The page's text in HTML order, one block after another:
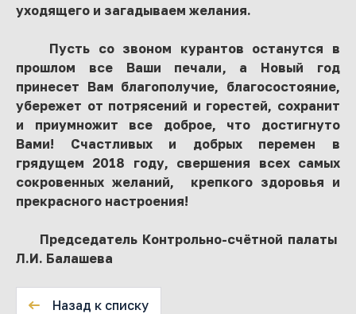
уходящего и загадываем желания.
Пусть со звоном курантов останутся в
прошлом все Ваши печали, а Новый год
принесет Вам благополучие, благосостояние,
убережет от потрясений и горестей, сохранит
и приумножит все доброе, что достигнуто
Вами! Счастливых и добрых перемен в
грядущем 2018 году, свершения всех самых
сокровенных желаний, крепкого здоровья и
прекрасного настроения!
Председатель Контрольно-счётной палаты
Л.И. Балашева
Назад к списку